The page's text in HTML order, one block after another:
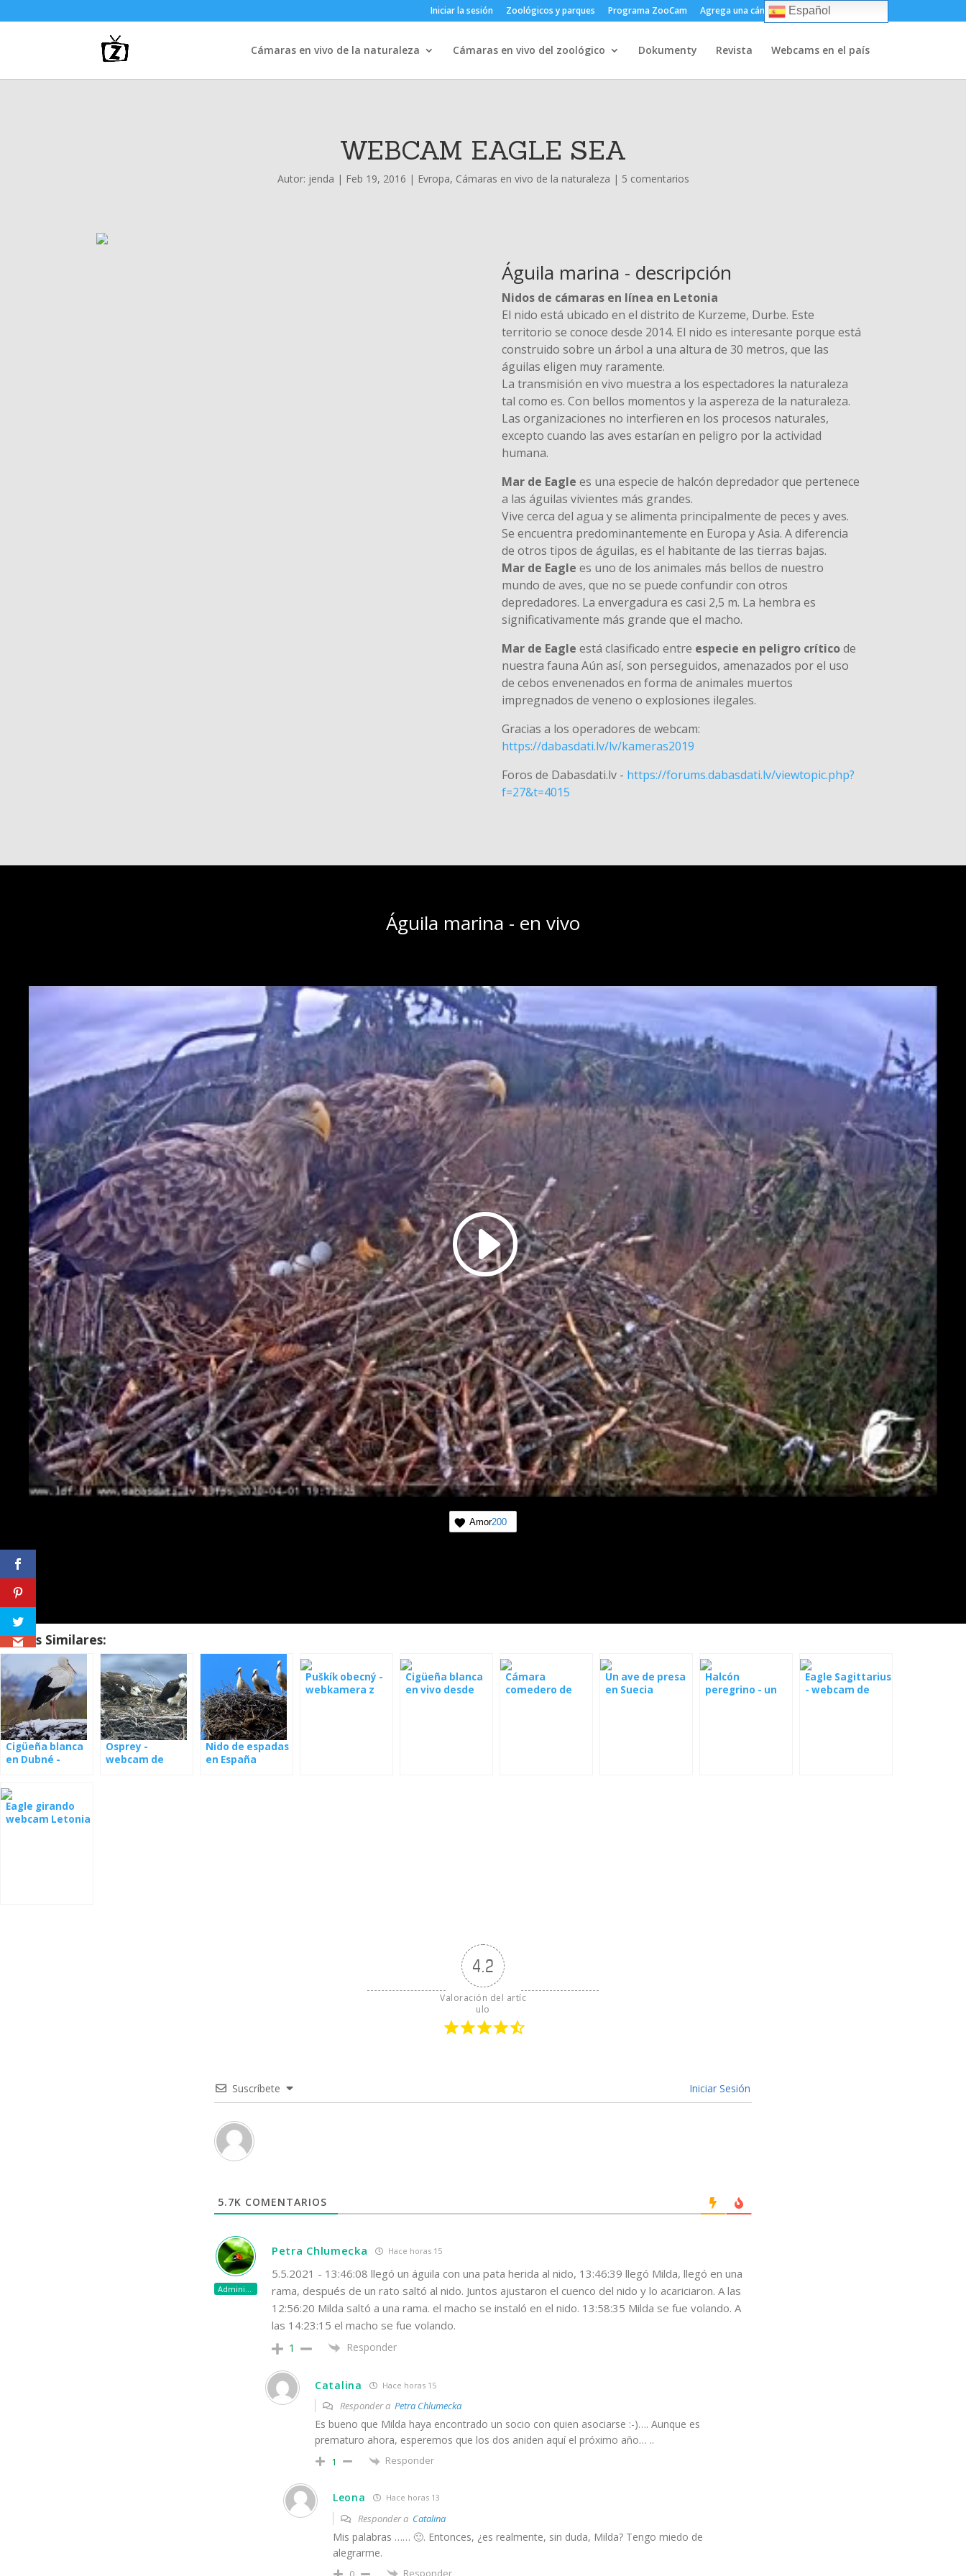
Iniciar la sesión Zoológicos y parques Programa ZooCam Agrega una cámara Sobre
Cámaras en vivo de la naturaleza Cámaras en vivo del zoológico Dokumenty Revista Webcams en el país
WEBCAM EAGLE SEA
Autor: jenda | Feb 19, 2016 | Evropa, Cámaras en vivo de la naturaleza | 5 comentarios
Águila marina - descripción
Nidos de cámaras en línea en Letonia
El nido está ubicado en el distrito de Kurzeme, Durbe. Este
territorio se conoce desde 2014. El nido es interesante porque está
construido sobre un árbol a una altura de 30 metros, que las
águilas eligen muy raramente.
La transmisión en vivo muestra a los espectadores la naturaleza
tal como es. Con bellos momentos y la aspereza de la naturaleza.
Las organizaciones no interfieren en los procesos naturales,
excepto cuando las aves estarían en peligro por la actividad
humana.
Mar de Eagle es una especie de halcón depredador que pertenece
a las águilas vivientes más grandes.
Vive cerca del agua y se alimenta principalmente de peces y aves.
Se encuentra predominantemente en Europa y Asia. A diferencia
de otros tipos de águilas, es el habitante de las tierras bajas.
Mar de Eagle es uno de los animales más bellos de nuestro
mundo de aves, que no se puede confundir con otros
depredadores. La envergadura es casi 2,5 m. La hembra es
significativamente más grande que el macho.
Mar de Eagle está clasificado entre especie en peligro críticode
nuestra fauna Aún así, son perseguidos, amenazados por el uso
de cebos envenenados en forma de animales muertos
impregnados de veneno o explosiones ilegales.
Gracias a los operadores de webcam:
https://dabasdati.lv/lv/kameras2019
Foros de Dabasdati.lv - https://forums.dabasdati.lv/viewtopic.php?
f=27&t=4015
Águila marina - en vivo
Amor200
Temas Similares:
Cigüeña blanca
en Dubné -
Osprey -
webcam de
Nido de espadas
en España
Puškík obecný -
webkamera z
Cigüeña blanca
en vivo desde
Cámara
comedero de
Un ave de presa
en Suecia
Halcón
peregrino - un
Eagle Sagittarius
- webcam de
Eagle girando
webcam Letonia
4.2
Valoración del artíc
ulo
Suscríbete Iniciar Sesión
5.7K COMENTARIOS
Administración
Petra Chlumecka Hace horas 15
5.5.2021 - 13:46:08 llegó un águila con una pata herida al nido, 13:46:39 llegó Milda, llegó en una
rama, después de un rato saltó al nido. Juntos ajustaron el cuenco del nido y lo acariciaron. A las
12:56:20 Milda saltó a una rama. el macho se instaló en el nido. 13:58:35 Milda se fue volando. A
las 14:23:15 el macho se fue volando.
1 Responder
Catalina Hace horas 15
Responder a Petra Chlumecka
Es bueno que Milda haya encontrado un socio con quien asociarse :-)…. Aunque es
prematuro ahora, esperemos que los dos aniden aquí el próximo año… ..
1 Responder
Leona Hace horas 13
Responder a Catalina
Mis palabras …… 🙂. Entonces, ¿es realmente, sin duda, Milda? Tengo miedo de
alegrarme.
Responder
Español